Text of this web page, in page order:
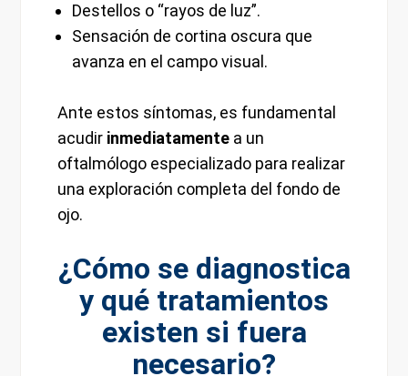
Destellos o “rayos de luz”.
Sensación de cortina oscura que
avanza en el campo visual.
Ante estos síntomas, es fundamental
acudir inmediatamente a un
oftalmólogo especializado para realizar
una exploración completa del fondo de
ojo.
¿Cómo se diagnostica
y qué tratamientos
existen si fuera
necesario?